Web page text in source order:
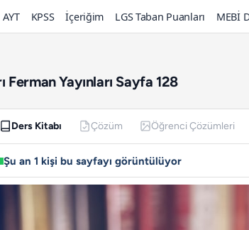
AYT KPSS İçeriğim LGS Taban Puanları MEBİ
Ferman Yayınları Sayfa 128
Ders Kitabı Çözüm Öğrenci Çözümleri
Şu an 1 kişi bu sayfayı görüntülüyor